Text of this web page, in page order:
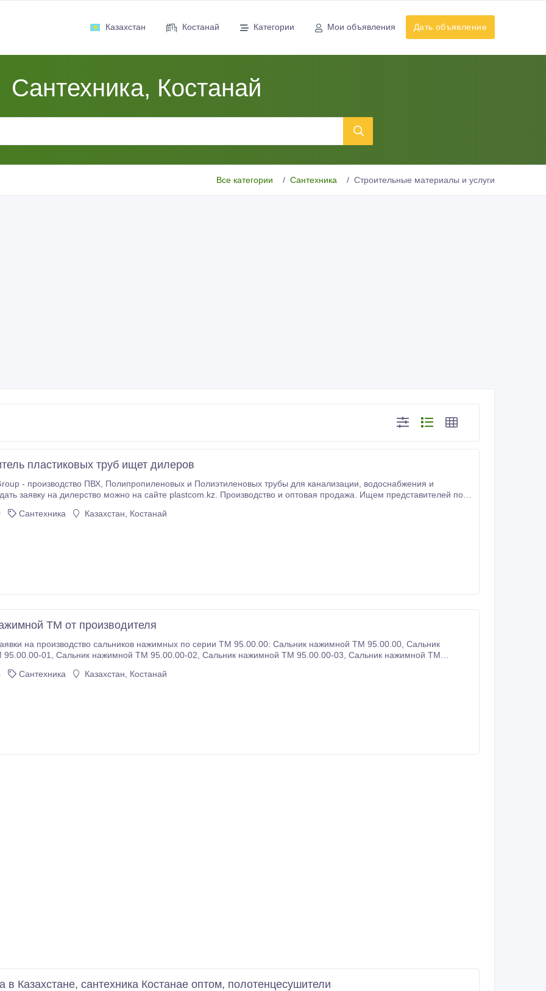
Казахстан Костанай Категории Мои объявления Дать объявление
Сантехника, Костанай
Все категории Сантехника Строительные материалы и услуги
пластиковых труб ищет дилеров
и Полиэтиленовых трубы для канализации, водоснабжения и
заявку на дилерство можно на сайте plastcom.kz. Производство и оптовая продажа. Ищем представителей по
Сантехника Казахстан, Костанай
ТМ от производителя
на производство сальников нажимных по серии ТМ 95.00.00: Сальник нажимной ТМ 95.00.00, Сальник
нажимной ТМ 95.00.00-03, Сальник нажимной ТМ
Сантехника Казахстан, Костанай
в Казахстане, сантехника Костанае оптом, полотенцесушители